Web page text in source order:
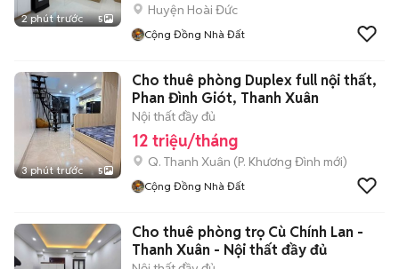
2 phút trước 5
Huyện Hoài Đức
Cộng Đồng Nhà Đất
3 phút trước 5
Cho thuê phòng Duplex full nội thất,
Phan Đình Giót, Thanh Xuân
Nội thất đầy đủ
12 triệu/tháng
Q. Thanh Xuân (P. Khương Đình mới)
Cộng Đồng Nhà Đất
Cho thuê phòng trọ Cù Chính Lan -
Thanh Xuân - Nội thất đầy đủ